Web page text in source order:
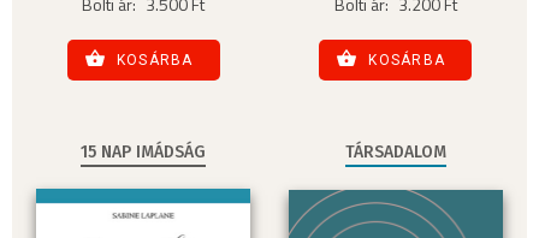
KOSÁRBA KOSÁRBA
15 NAP IMÁDSÁG TÁRSADALOM